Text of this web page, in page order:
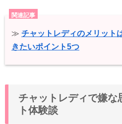
関連記事
≫ チャットレディのメリット
きたいポイント5つ
チャットレディで嫌な
ト体験談